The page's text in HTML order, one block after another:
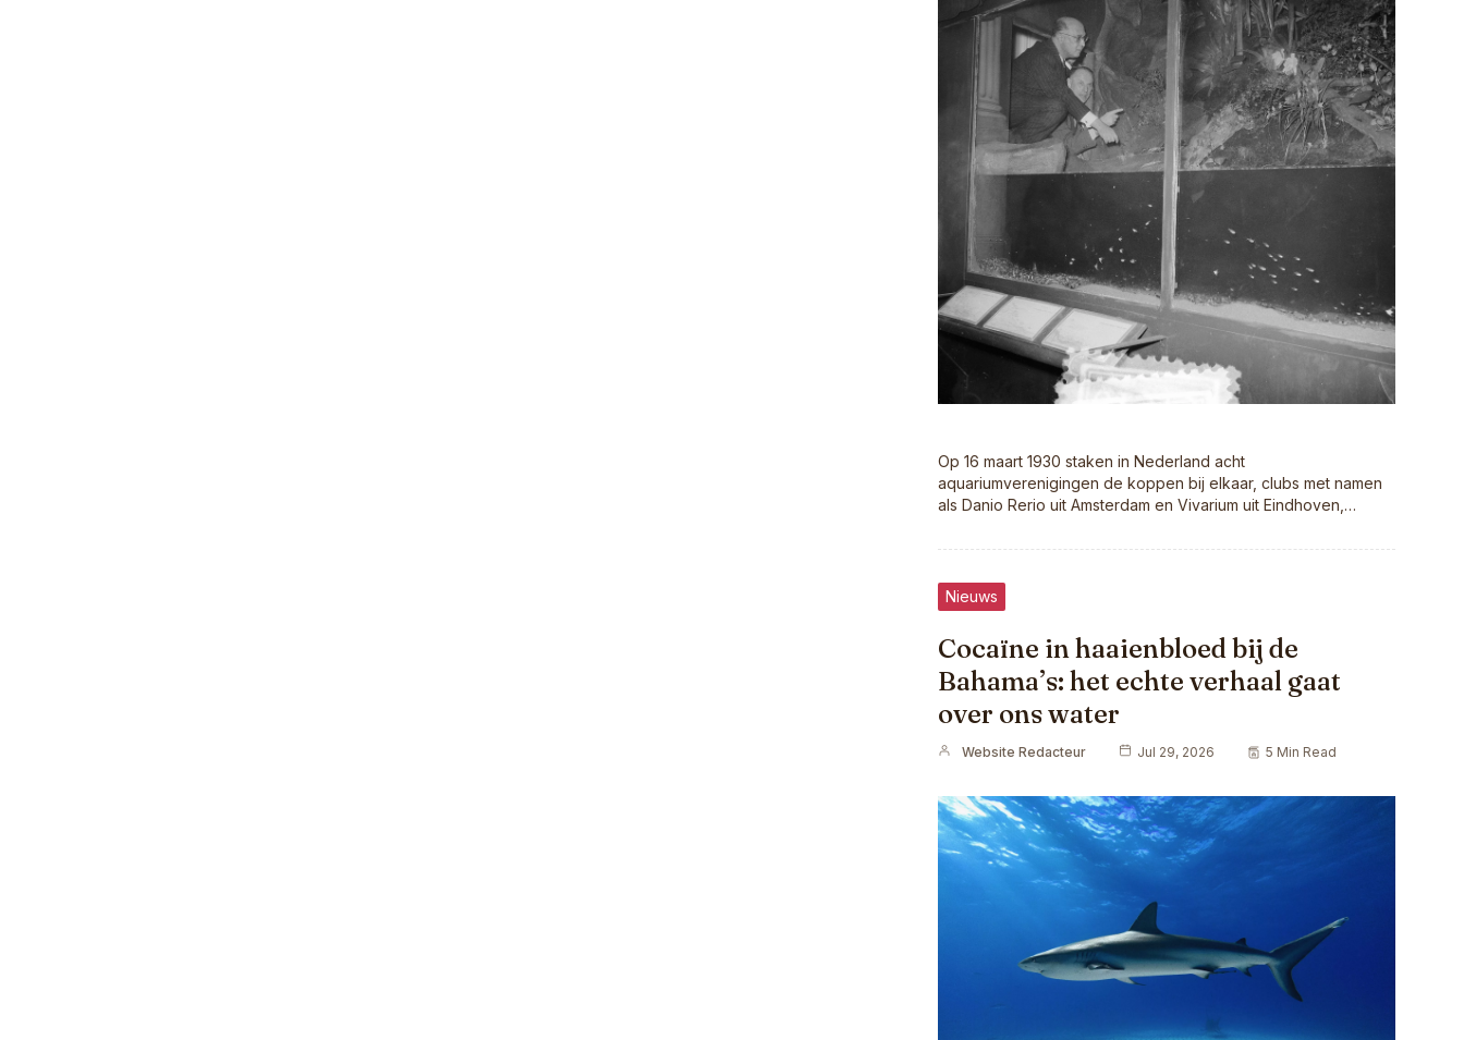
Op 16 maart 1930 staken in Nederland acht
aquariumverenigingen de koppen bij elkaar, clubs met namen
als Danio Rerio uit Amsterdam en Vivarium uit Eindhoven,…
Nieuws
Cocaïne in haaienbloed bij de
Bahama’s: het echte verhaal gaat
over ons water
Website Redacteur Jul 29, 2026 5 Min Read